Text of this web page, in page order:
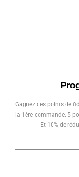
Gagnez des points de
la 1ère commande. 5
Et 10% de